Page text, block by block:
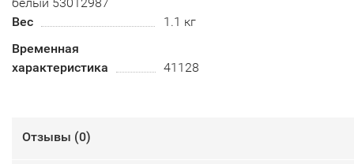
Вес
1.1 кг
Временная
характеристика
41128
Отзывы (0)